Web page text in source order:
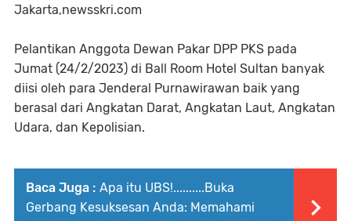
Jakarta,newsskri.com
Pelantikan Anggota Dewan Pakar DPP PKS pada
Jumat (24/2/2023) di Ball Room Hotel Sultan banyak
diisi oleh para Jenderal Purnawirawan baik yang
berasal dari Angkatan Darat, Angkatan Laut, Angkatan
Udara, dan Kepolisian.
Baca Juga : Apa itu UBS!..........Buka
Gerbang Kesuksesan Anda: Memahami